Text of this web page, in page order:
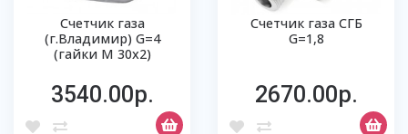
Счетчик газа
(г.Владимир) G=4
(гайки М 30х2)
3540.00р.
Счетчик газа СГБ
G=1,8
2670.00р.